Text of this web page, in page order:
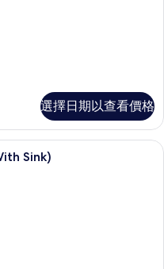
選擇日期以查看價格
人房, 非吸煙房 (Stylish Room With
Sink)